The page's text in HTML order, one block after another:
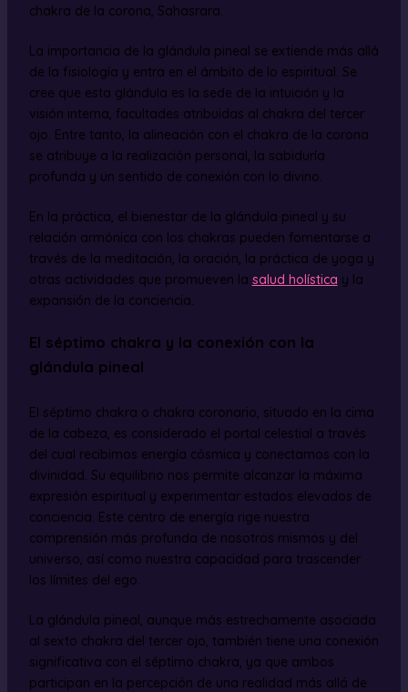
chakra de la corona, Sahasrara.
La importancia de la glándula pineal se extiende más allá
de la fisiología y entra en el ámbito de lo espiritual. Se
cree que esta glándula es la sede de la intuición y la
visión interna, facultades atribuidas al chakra del tercer
ojo. Entre tanto, la alineación con el chakra de la corona
se atribuye a la realización personal, la sabiduría
profunda y un sentido de conexión con lo divino.
En la práctica, el bienestar de la glándula pineal y su
relación armónica con los chakras pueden fomentarse a
través de la meditación, la oración, la práctica de yoga y
otras actividades que promueven la salud holística y la
expansión de la conciencia.
El séptimo chakra y la conexión con la
glándula pineal
El séptimo chakra o chakra coronario, situado en la cima
de la cabeza, es considerado el portal celestial a través
del cual recibimos energía cósmica y conectamos con la
divinidad. Su equilibrio nos permite alcanzar la máxima
expresión espiritual y experimentar estados elevados de
conciencia. Este centro de energía rige nuestra
comprensión más profunda de nosotros mismos y del
universo, así como nuestra capacidad para trascender
los límites del ego.
La glándula pineal, aunque más estrechamente asociada
al sexto chakra del tercer ojo, también tiene una conexión
significativa con el séptimo chakra, ya que ambos
participan en la percepción de una realidad más allá de